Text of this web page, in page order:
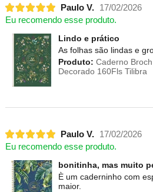
Paulo V.
17/02/2026
Eu recomendo esse produto.
Lindo e prático
As folhas são lindas e
Produto: Caderno
Decorado 160Fls Tilibra
Paulo V.
17/02/2026
Eu recomendo esse produto.
bonitinha, mas muito
È um caderninho com
maior.